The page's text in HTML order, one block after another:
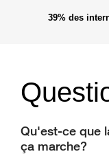
39% des
Qu'est-ce que
ça marche?